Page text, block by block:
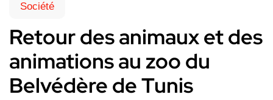
Société
Retour des animaux et des
animations au zoo du
Belvédère de Tunis